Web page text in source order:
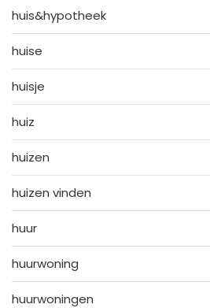
huis&hypotheek
huise
huisje
huiz
huizen
huizen vinden
huur
huurwoning
huurwoningen